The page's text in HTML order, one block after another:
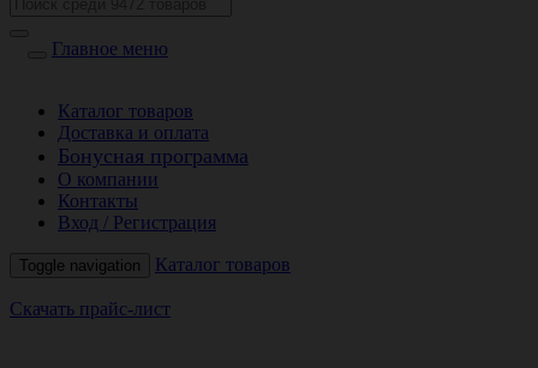
Главное меню
Каталог товаров
Доставка и оплата
Бонусная программа
О компании
Контакты
Вход / Регистрация
Toggle navigation Каталог товаров
Скачать прайс-лист